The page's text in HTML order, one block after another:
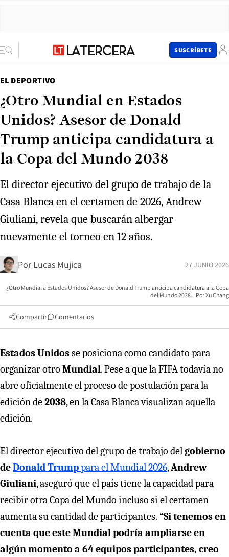
SUSCRÍBETE
EL DEPORTIVO
¿Otro Mundial en Estados
Unidos? Asesor de Donald
Trump anticipa candidatura a
la Copa del Mundo 2038
El director ejecutivo del grupo de trabajo de la
Casa Blanca en el certamen de 2026, Andrew
Giuliani, revela que buscarán albergar
nuevamente el torneo en 12 años.
Por Lucas Mujica 27 JUNIO 2026
¿Otro Mundial a Estados Unidos? Asesor de Donald Trump anticipa candidatura a la Copa
del Mundo 2038.
Xu Chang
Compartir Comentarios
Estados Unidosse posiciona como candidato para
organizar otro Mundial. Pese a que la FIFA todavía no
abre oficialmente el proceso de postulación para la
edición de2038, en la Casa Blanca visualizan aquella
edición.
El director ejecutivo del grupo de trabajo delgobierno
deDonald Trumppara el Mundial 2026,Andrew
Giuliani, aseguró que el país tiene la capacidad para
recibir otra Copa del Mundo incluso si el certamen
aumenta su cantidad de participantes. “Si tenemos en
cuenta que este Mundial podría ampliarse en
algún momento a 64 equipos participantes, creo